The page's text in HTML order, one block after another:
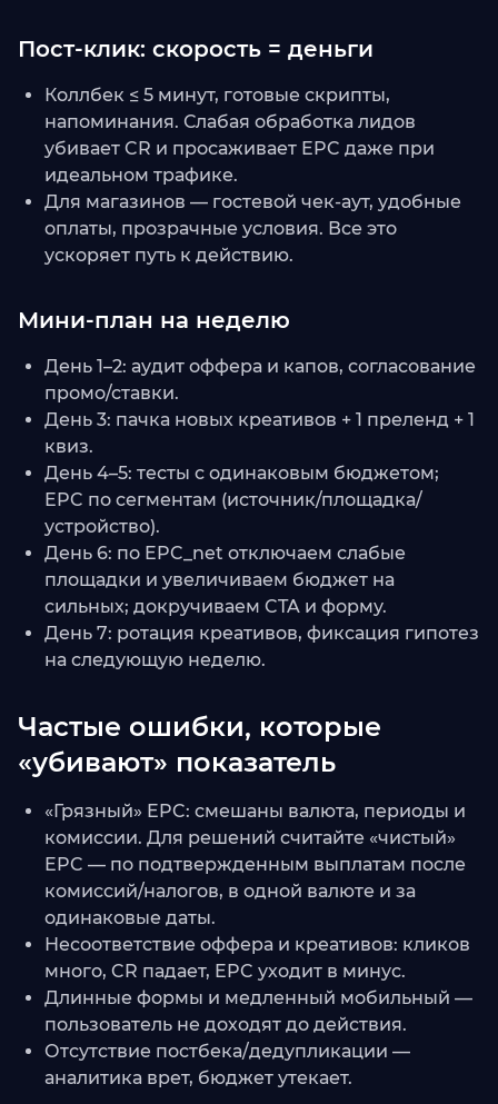
Пост-клик: скорость = деньги
Коллбек ≤ 5 минут, готовые скрипты,
напоминания. Слабая обработка лидов
убивает CR и просаживает EPC даже при
идеальном трафике.
Для магазинов — гостевой чек-аут, удобные
оплаты, прозрачные условия. Все это
ускоряет путь к действию.
Мини-план на неделю
День 1–2: аудит оффера и капов, согласование
промо/ставки.
День 3: пачка новых креативов + 1 преленд + 1
квиз.
День 4–5: тесты с одинаковым бюджетом;
EPC по сегментам (источник/площадка/
устройство).
День 6: по EPC_net отключаем слабые
площадки и увеличиваем бюджет на
сильных; докручиваем CTA и форму.
День 7: ротация креативов, фиксация гипотез
на следующую неделю.
Частые ошибки, которые
«убивают» показатель
«Грязный» EPC: смешаны валюта, периоды и
комиссии. Для решений считайте «чистый»
EPC — по подтвержденным выплатам после
комиссий/налогов, в одной валюте и за
одинаковые даты.
Несоответствие оффера и креативов: кликов
много, CR падает, EPC уходит в минус.
Длинные формы и медленный мобильный —
пользователь не доходят до действия.
Отсутствие постбека/дедупликации —
аналитика врет, бюджет утекает.